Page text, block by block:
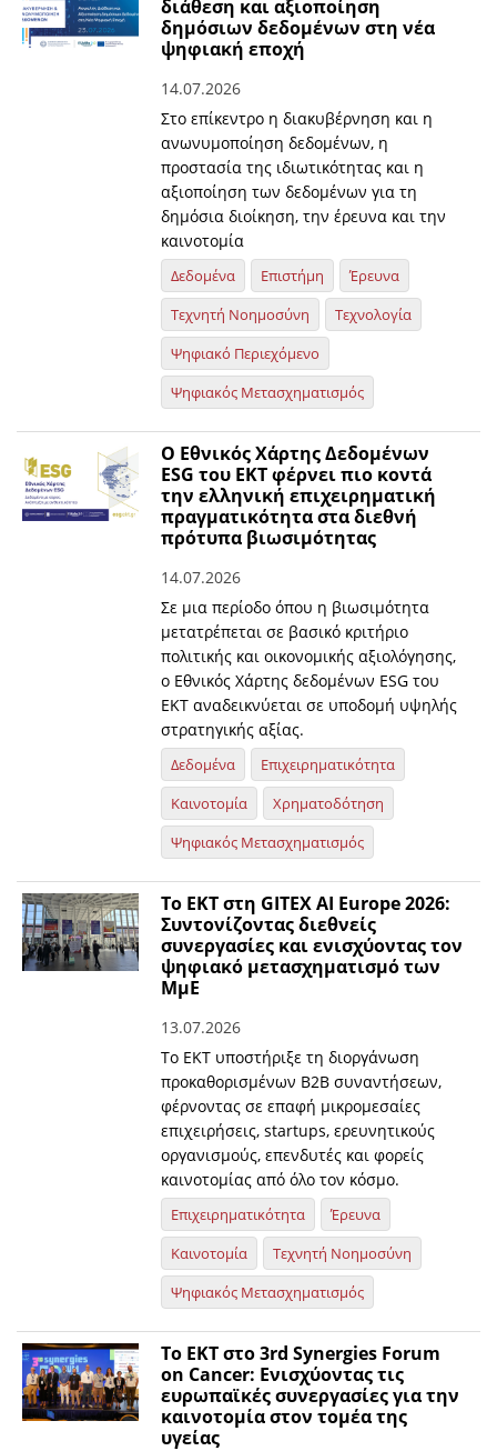
διάθεση και αξιοποίηση
δημόσιων δεδομένων στη νέα
ψηφιακή εποχή
14.07.2026
Στο επίκεντρο η διακυβέρνηση και η
ανωνυμοποίηση δεδομένων, η
προστασία της ιδιωτικότητας και η
αξιοποίηση των δεδομένων για τη
δημόσια διοίκηση, την έρευνα και την
καινοτομία
Δεδομένα Επιστήμη
Έρευνα
Τεχνητή Νοημοσύνη
Τεχνολογία
Ψηφιακό Περιεχόμενο
Ψηφιακός Μετασχηματισμός
O Εθνικός Χάρτης Δεδομένων
ESG του ΕΚΤ φέρνει πιο κοντά
την ελληνική επιχειρηματική
πραγματικότητα στα διεθνή
πρότυπα βιωσιμότητας
14.07.2026
Σε μια περίοδο όπου η βιωσιμότητα
μετατρέπεται σε βασικό κριτήριο
πολιτικής και οικονομικής αξιολόγησης,
ο Εθνικός Χάρτης δεδομένων ESG του
ΕΚΤ αναδεικνύεται σε υποδομή υψηλής
στρατηγικής αξίας.
Δεδομένα
Επιχειρηματικότητα
Καινοτομία
Χρηματοδότηση
Ψηφιακός Μετασχηματισμός
Το ΕΚΤ στη GITEX AI Europe 2026:
Συντονίζοντας διεθνείς
συνεργασίες και ενισχύοντας τον
ψηφιακό μετασχηματισμό των
ΜμΕ
13.07.2026
Το ΕΚΤ υποστήριξε τη διοργάνωση
προκαθορισμένων Β2Β συναντήσεων,
φέρνοντας σε επαφή μικρομεσαίες
επιχειρήσεις, startups, ερευνητικούς
οργανισμούς, επενδυτές και φορείς
καινοτομίας από όλο τον κόσμο.
Επιχειρηματικότητα
Έρευνα
Καινοτομία
Τεχνητή Νοημοσύνη
Ψηφιακός Μετασχηματισμός
Το ΕΚΤ στο 3rd Synergies Forum
on Cancer: Ενισχύοντας τις
ευρωπαϊκές συνεργασίες για την
καινοτομία στον τομέα της
υγείας